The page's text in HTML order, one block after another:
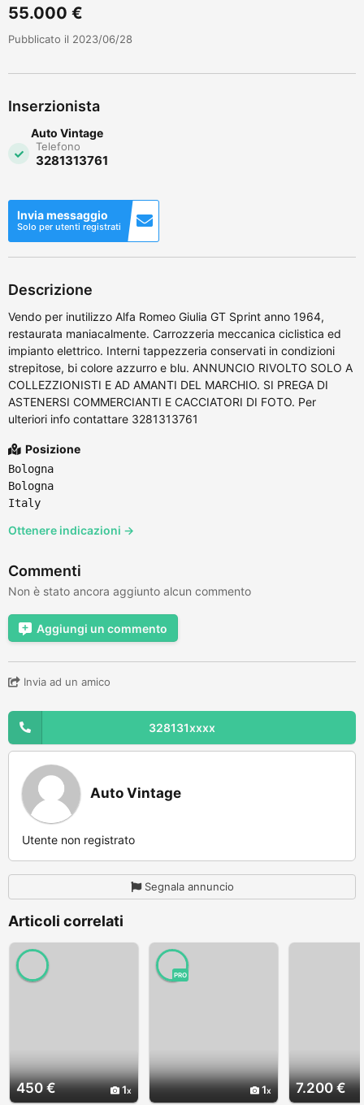
55.000 €
Pubblicato il 2023/06/28
Inserzionista
Auto Vintage
Telefono
3281313761
Invia messaggio
Solo per utenti registrati
Descrizione
Vendo per inutilizzo Alfa Romeo Giulia GT Sprint anno 1964,
restaurata maniacalmente. Carrozzeria meccanica ciclistica ed
impianto elettrico. Interni tappezzeria conservati in condizioni
strepitose, bi colore azzurro e blu. ANNUNCIO RIVOLTO SOLO A
COLLEZZIONISTI E AD AMANTI DEL MARCHIO. SI PREGA DI
ASTENERSI COMMERCIANTI E CACCIATORI DI FOTO. Per
ulteriori info contattare 3281313761
Posizione
Bologna
Bologna
Italy
Ottenere indicazioni →
Commenti
Non è stato ancora aggiunto alcun commento
Aggiungi un commento
Invia ad un amico
328131xxxx
Auto Vintage
Utente non registrato
Segnala annuncio
Articoli correlati
450 € 1 1
PRO
7.200 €